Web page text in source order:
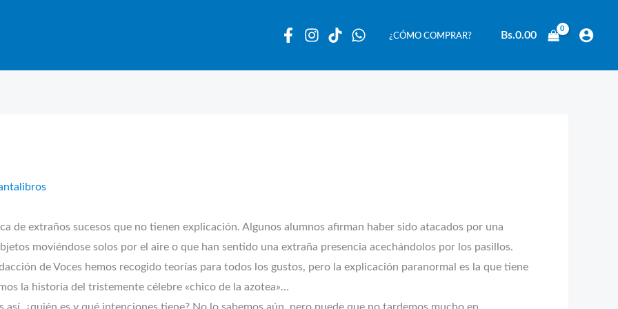
¿CÓMO COMPRAR? Bs.0.00
de extraños sucesos que no tienen explicación. Algunos alumnos afirman haber sido atacados por una
moviéndose solos por el aire o que han sentido una extraña presencia acechándolos por los pasillos.
de Voces hemos recogido teorías para todos los gustos, pero la explicación paranormal es la que tiene
la historia del tristemente célebre «chico de la azotea»…